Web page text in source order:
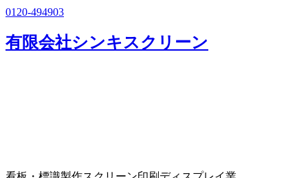
0120-494903
有限会社シンキスクリーン